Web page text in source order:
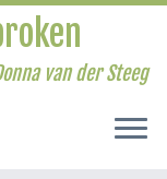
van der Steeg